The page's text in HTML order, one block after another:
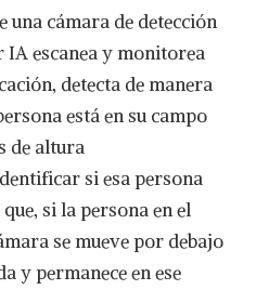
una cámara de detección
IA escanea y monitorea
detecta de manera
está en su campo
de altura
si esa persona
si la persona en el
se mueve por debajo
y permanece en ese